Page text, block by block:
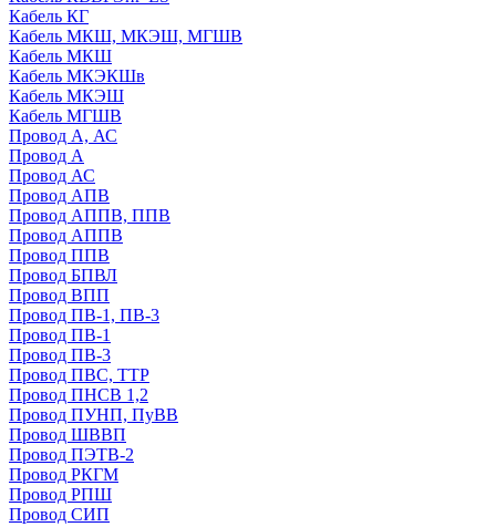
Кабель КГ
Кабель МКШ, МКЭШ, МГШВ
Кабель МКШ
Кабель МКЭКШв
Кабель МКЭШ
Кабель МГШВ
Провод А, АС
Провод А
Провод АС
Провод АПВ
Провод АППВ, ППВ
Провод АППВ
Провод ППВ
Провод БПВЛ
Провод ВПП
Провод ПВ-1, ПВ-3
Провод ПВ-1
Провод ПВ-3
Провод ПВС, ТТР
Провод ПНСВ 1,2
Провод ПУНП, ПуВВ
Провод ШВВП
Провод ПЭТВ-2
Провод РКГМ
Провод РПШ
Провод СИП